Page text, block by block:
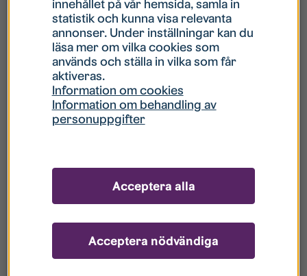
Hur gör jag om mitt konto är låst?
Hur gör jag när jag glömt mitt lösenord?
Vad innebär Gästkonto/Gästanvändare?
innehållet på vår hemsida, samla in
statistik och kunna visa relevanta
annonser. Under inställningar kan du
läsa mer om vilka cookies som
används och ställa in vilka som får
aktiveras.
Information om cookies
Information om behandling av
personuppgifter
Acceptera nödvändiga
Acceptera alla